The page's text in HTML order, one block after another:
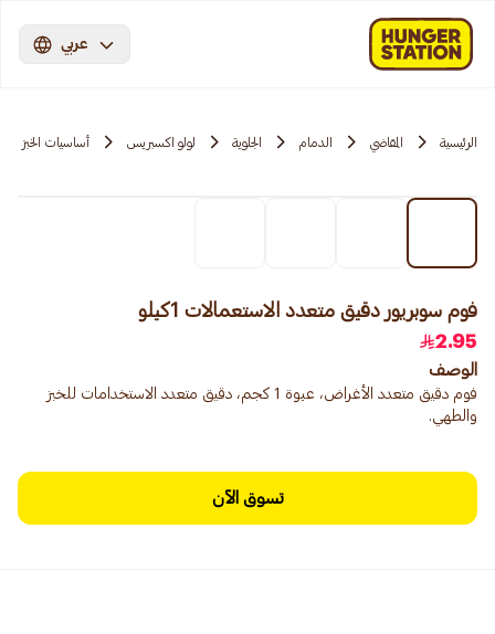
عربي
الرئيسية المقاضي الدمام الجلوية لولو اكسبريس أساسيات الخبز
فوم سوبريور دقيق متعدد الاستعمالات 1كيلو
2.95
الوصف
فوم دقيق متعدد الأغراض، عبوة 1 كجم، دقيق متعدد الاستخدامات للخبز
والطهي.
تسوق الآن